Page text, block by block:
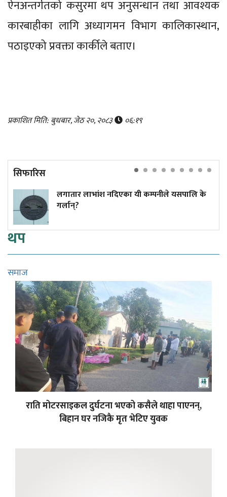
ऐनअन्तर्गतको कसुरमा थप अनुसन्धान तथा आवश्यक
कारबाहीका लागि अध्यागमन विभाग कालिकास्थान,
पठाइएको प्रवक्ता कार्कीले बताए।
प्रकाशित मिति: बुधबार, जेठ २०, २०८३ ०६:१९
सिफारिस
लगातार लाभांश नदिएका यी कम्पनीले यसपालि के
गर्लान्?
थप
समाज
राति मोटरसाइकल दुर्घटना भएको कसैले थाहा पाएनन्,
बिहान घर नजिकै मृत भेटिए युवक